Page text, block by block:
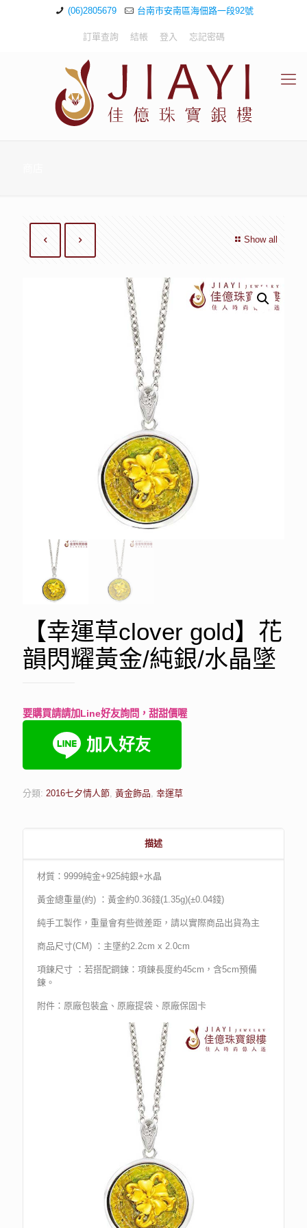
(06)2805679 台南市安南區海佃路一段92號
訂單查詢 結帳 登入 忘記密碼
Show all
【幸運草clover gold】花
韻閃耀黃金/純銀/水晶墜
要購買請請加Line好友詢問，甜甜價喔
分類: 2016七夕情人節, 黃金飾品, 幸運草
描述
材質：9999純金+925純銀+水晶
黃金總重量(約) ：黃金約0.36錢(1.35g)(±0.04錢)
純手工製作，重量會有些微差距，請以實際商品出貨為主
商品尺寸(CM) ：主墜約2.2cm x 2.0cm
項鍊尺寸 ：若搭配鋼鍊：項鍊長度約45cm，含5cm預備
鍊。
附件：原廠包裝盒、原廠提袋、原廠保固卡